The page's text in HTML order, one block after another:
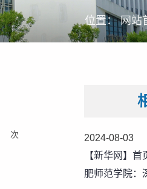
位置：网站
次
2024-08-03
【新华网】
肥师范学院：